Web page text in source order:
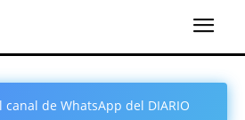
canal de WhatsApp del DIARIO